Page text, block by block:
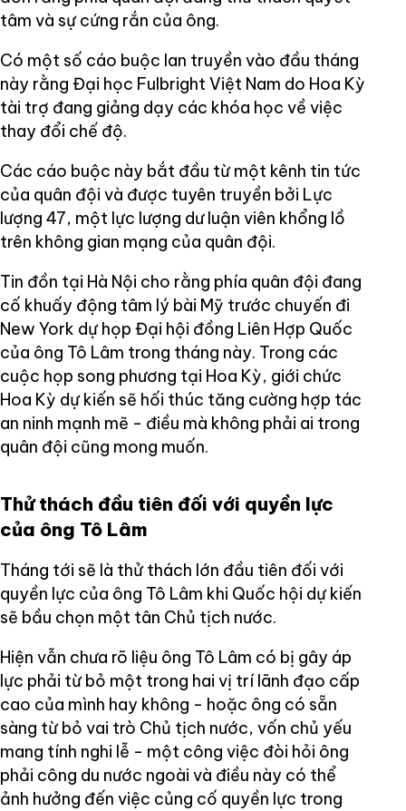
tâm và sự cứng rắn của ông.
Có một số cáo buộc lan truyền vào đầu tháng
này rằng Đại học Fulbright Việt Nam do Hoa Kỳ
tài trợ đang giảng dạy các khóa học về việc
thay đổi chế độ.
Các cáo buộc này bắt đầu từ một kênh tin tức
của quân đội và được tuyên truyền bởi Lực
lượng 47, một lực lượng dư luận viên khổng lồ
trên không gian mạng của quân đội.
Tin đồn tại Hà Nội cho rằng phía quân đội đang
cố khuấy động tâm lý bài Mỹ trước chuyến đi
New York dự họp Đại hội đồng Liên Hợp Quốc
của ông Tô Lâm trong tháng này. Trong các
cuộc họp song phương tại Hoa Kỳ, giới chức
Hoa Kỳ dự kiến sẽ hối thúc tăng cường hợp tác
an ninh mạnh mẽ - điều mà không phải ai trong
quân đội cũng mong muốn.
Thử thách đầu tiên đối với quyền lực
của ông Tô Lâm
Tháng tới sẽ là thử thách lớn đầu tiên đối với
quyền lực của ông Tô Lâm khi Quốc hội dự kiến
sẽ bầu chọn một tân Chủ tịch nước.
Hiện vẫn chưa rõ liệu ông Tô Lâm có bị gây áp
lực phải từ bỏ một trong hai vị trí lãnh đạo cấp
cao của mình hay không - hoặc ông có sẵn
sàng từ bỏ vai trò Chủ tịch nước, vốn chủ yếu
mang tính nghi lễ - một công việc đòi hỏi ông
phải công du nước ngoài và điều này có thể
ảnh hưởng đến việc củng cố quyền lực trong